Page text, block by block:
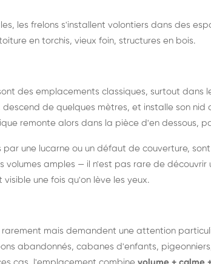
les frelons s'installent volontiers dans des
en torchis, vieux foin, structures en bois.
des emplacements classiques, surtout dans
de quelques mètres, et installe son nid
remonte alors dans la pièce d'en dessous,
par une lucarne ou un défaut de couverture,
volumes amples — il n'est pas rare de découvrir
une fois qu'on lève les yeux.
mais demandent une attention
abandonnés, cabanes d'enfants,